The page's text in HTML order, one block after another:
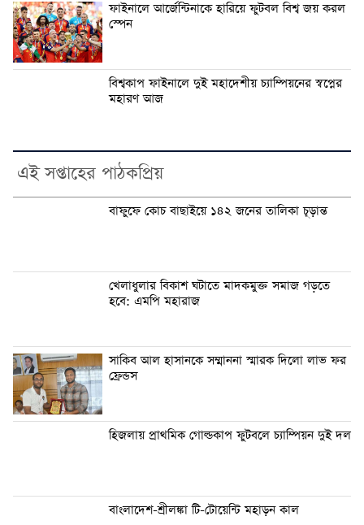
ফাইনালে আর্জেন্টিনাকে হারিয়ে ফুটবল বিশ্ব জয় করল
স্পেন
বিশ্বকাপ ফাইনালে দুই মহাদেশীয় চ্যাম্পিয়নের স্বপ্নের
মহারণ আজ
এই সপ্তাহের পাঠকপ্রিয়
বাফুফে কোচ বাছাইয়ে ১৪২ জনের তালিকা চূড়ান্ত
খেলাধুলার বিকাশ ঘটাতে মাদকমুক্ত সমাজ গড়তে
হবে: এমপি মহারাজ
সাকিব আল হাসানকে সম্মাননা স্মারক দিলো লাভ ফর
ফ্রেন্ডস
হিজলায় প্রাথমিক গোল্ডকাপ ফুটবলে চ্যাম্পিয়ন দুই দল
বাংলাদেশ-শ্রীলঙ্কা টি-টোয়েন্টি মহাড়ন কাল